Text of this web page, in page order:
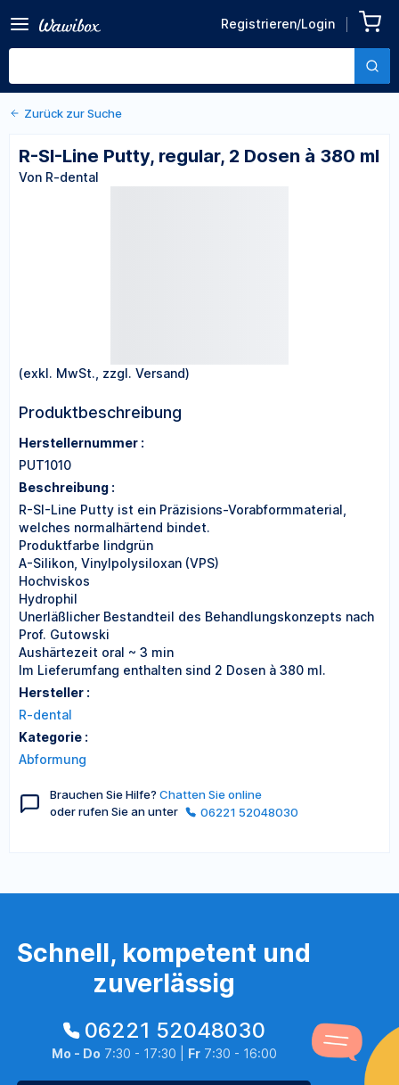
Registrieren/Login
Dosen à 380 ml
Von R-dental
Zurück zu den Produktdetails
Zurück zur Suche
R-SI-Line Putty, regular, 2 Dosen à 380 ml
Von R-dental
(exkl. MwSt., zzgl. Versand)
Produktbeschreibung
Herstellernummer :
PUT1010
Beschreibung :
R-SI-Line Putty ist ein Präzisions-Vorabformmaterial,
welches normalhärtend bindet.
Produktfarbe lindgrün
A-Silikon, Vinylpolysiloxan (VPS)
Hochviskos
Hydrophil
Unerläßlicher Bestandteil des Behandlungskonzepts nach
Prof. Gutowski
Aushärtezeit oral ~ 3 min
Im Lieferumfang enthalten sind 2 Dosen à 380 ml.
Hersteller :
R-dental
Kategorie :
Abformung
Brauchen Sie Hilfe? Chatten Sie online
oder rufen Sie an unter
06221 52048030
Schnell, kompetent und
zuverlässig
06221 52048030
Mo - Do 7:30 - 17:30 | Fr7:30 - 16:00